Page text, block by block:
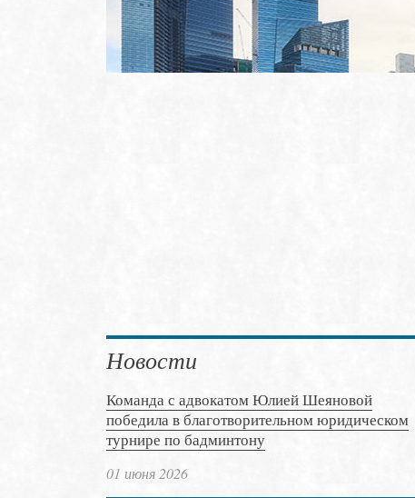
Новости
Команда с адвокатом Юлией Шеяновой
победила в благотворительном юридическом
турнире по бадминтону
01 июня 2026